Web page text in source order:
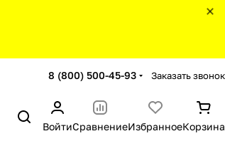
8 (800) 500-45-93 Заказать звонок
ВойтиСравнениеИзбранноеКорзина